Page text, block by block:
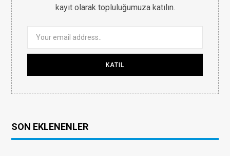
kayıt olarak topluluğumuza katılın.
SON EKLENENLER